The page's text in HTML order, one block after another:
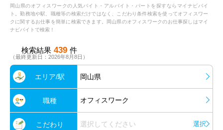
岡山県のオフィスワークの人気バイト・アルバイト・パートを探すならマイナビバイ
ト。勤務地や駅、職種等の検索だけではなく、こだわり条件検索を使ってオフィスワー
クに関するお仕事を簡単に検索できます。岡山県のオフィスワークのお仕事探しはマイ
ナビバイトで検索！
検索結果 439 件
（最終更新日：2026年8月8日）
エリア/駅 岡山県
職種 オフィスワーク
こだわり 選択してください 選択